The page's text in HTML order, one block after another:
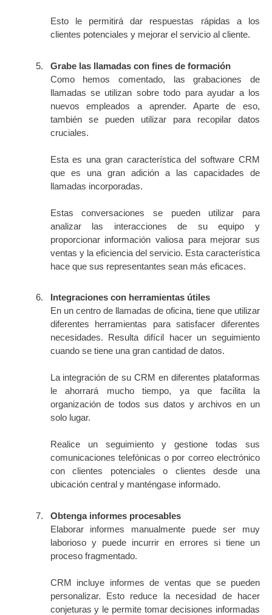
Esto le permitirá dar respuestas rápidas a los
clientes potenciales y mejorar el servicio al cliente.
Grabe las llamadas con fines de formación
Como hemos comentado, las grabaciones de
llamadas se utilizan sobre todo para ayudar a los
nuevos empleados a aprender. Aparte de eso,
también se pueden utilizar para recopilar datos
cruciales.
Esta es una gran característica del software CRM
que es una gran adición a las capacidades de
llamadas incorporadas.
Estas conversaciones se pueden utilizar para
analizar las interacciones de su equipo y
proporcionar información valiosa para mejorar sus
ventas y la eficiencia del servicio. Esta característica
hace que sus representantes sean más eficaces.
Integraciones con herramientas útiles
En un centro de llamadas de oficina, tiene que utilizar
diferentes herramientas para satisfacer diferentes
necesidades. Resulta difícil hacer un seguimiento
cuando se tiene una gran cantidad de datos.
La integración de su CRM en diferentes plataformas
le ahorrará mucho tiempo, ya que facilita la
organización de todos sus datos y archivos en un
solo lugar.
Realice un seguimiento y gestione todas sus
comunicaciones telefónicas o por correo electrónico
con clientes potenciales o clientes desde una
ubicación central y manténgase informado.
Obtenga informes procesables
Elaborar informes manualmente puede ser muy
laborioso y puede incurrir en errores si tiene un
proceso fragmentado.
CRM incluye informes de ventas que se pueden
personalizar. Esto reduce la necesidad de hacer
conjeturas y le permite tomar decisiones informadas